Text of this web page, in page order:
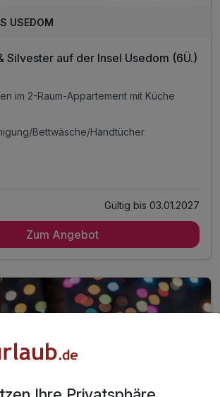
USEDOM
Silvester auf der Insel Usedom (6Ü.)
im 2-Raum-Appartement mit Küche
Bettwäsche/Handtücher
Gültig bis 03.01.2027
Zum Angebot